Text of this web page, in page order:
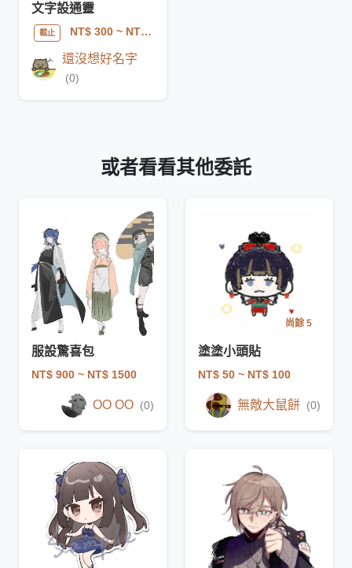
文字設通靈
截止 NT$ 300~ NT$ 500
還沒想好名字
(0)
或者看看其他委託
服設驚喜包
NT$ 900 ~ NT$ 1500
OO OO (0)
尚餘 5
塗塗小頭貼
NT$ 50 ~ NT$ 100
無敵大鼠餅 (0)